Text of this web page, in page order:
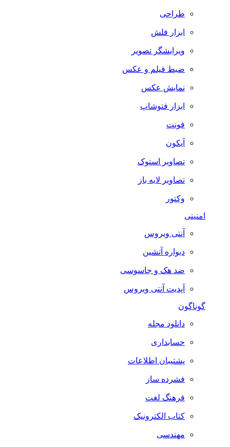
طراحی
ابزار فلش
ویرایشگر تصویر
ضبط فيلم و عكس
نمایش عکس
ابزار فتوشاپ
فونت
آیکون
تصاویر استوک
تصاویر لایه باز
وکتور
امنیتی
آنتی ویروس
دیواره آتشین
ضد هک و جاسوسی
آپدیت آنتی ویروس
گوناگون
دانلود مجله
حسابداری
پشتیبان اطلاعات
فشرده ساز
فرهنگ لغت
کتاب الکترونیک
مهندسی